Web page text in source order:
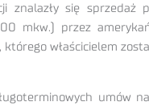
znalazły się
mkw.) przez
właścicielem
umów